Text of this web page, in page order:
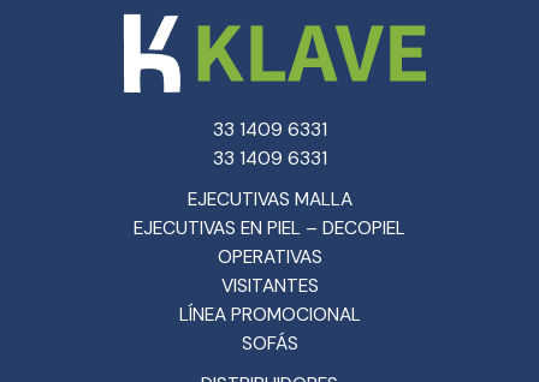
33 1409 6331
33 1409 6331
EJECUTIVAS MALLA
EJECUTIVAS EN PIEL – DECOPIEL
OPERATIVAS
VISITANTES
LÍNEA PROMOCIONAL
SOFÁS